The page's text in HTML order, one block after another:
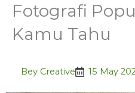
Fotografi
Kamu Tahu
Bey Creative 15 May